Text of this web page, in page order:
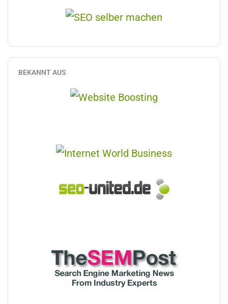
BEKANNT AUS